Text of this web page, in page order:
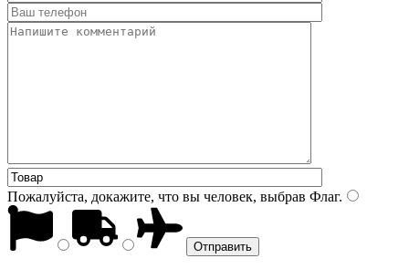
Пожалуйста, докажите, что вы человек, выбрав Флаг.